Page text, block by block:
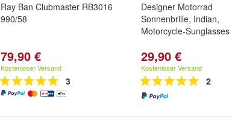
Ray Ban Clubmaster RB3016
990/58
79,90 €
Kostenloser Versand
3
Designer Motorrad
Sonnenbrille, Indian,
Motorcycle-Sunglasses
29,90 €
Kostenloser Versand
2